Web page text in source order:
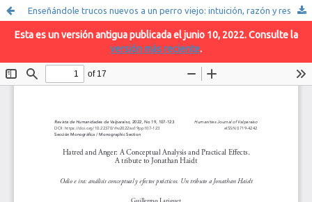
Enseñándole trucos nuevos a un perro viejo: intuición, razón y responsabilidad
Esta es un versión antigua publicada el junio 10, 2022. Consulte la
versión más reciente.